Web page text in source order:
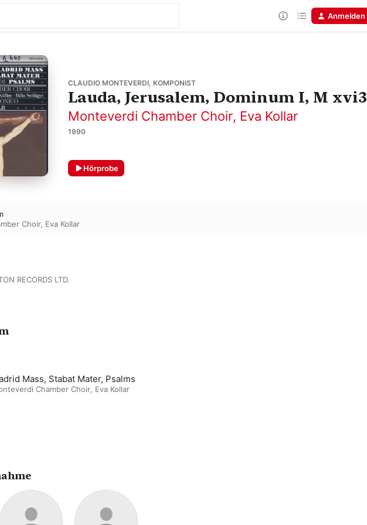
Anmelden
CLAUDIO MONTEVERDI, KOMPONIST
Lauda, Jerusalem, Dominum I, M
Monteverdi Chamber Choir, Eva Kollar
1990
Hörprobe
Choir, Eva Kollar
RECORDS LTD.
Mass, Stabat Mater, Psalms
Chamber Choir, Eva Kollar